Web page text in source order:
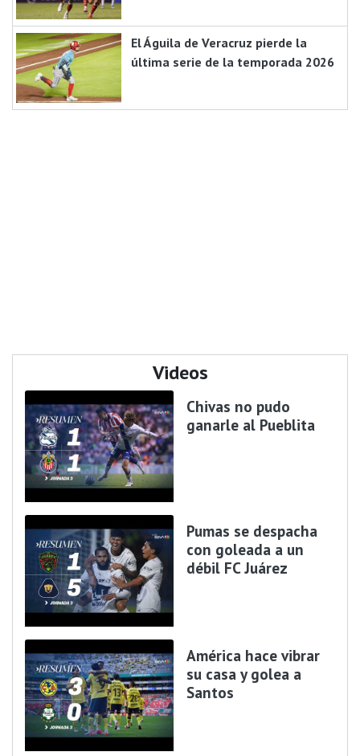
El Águila de Veracruz pierde la
última serie de la temporada 2026
Videos
Chivas no pudo
ganarle al Pueblita
Pumas se despacha
con goleada a un
débil FC Juárez
América hace vibrar
su casa y golea a
Santos